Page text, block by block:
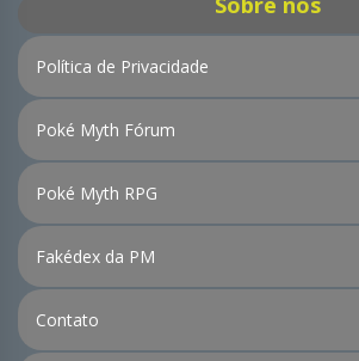
Política de Privacidade
Poké Myth Fórum
Poké Myth RPG
Fakédex da PM
Contato